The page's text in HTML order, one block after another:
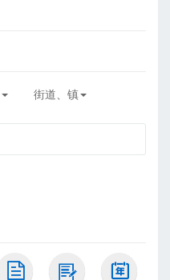
街道、镇